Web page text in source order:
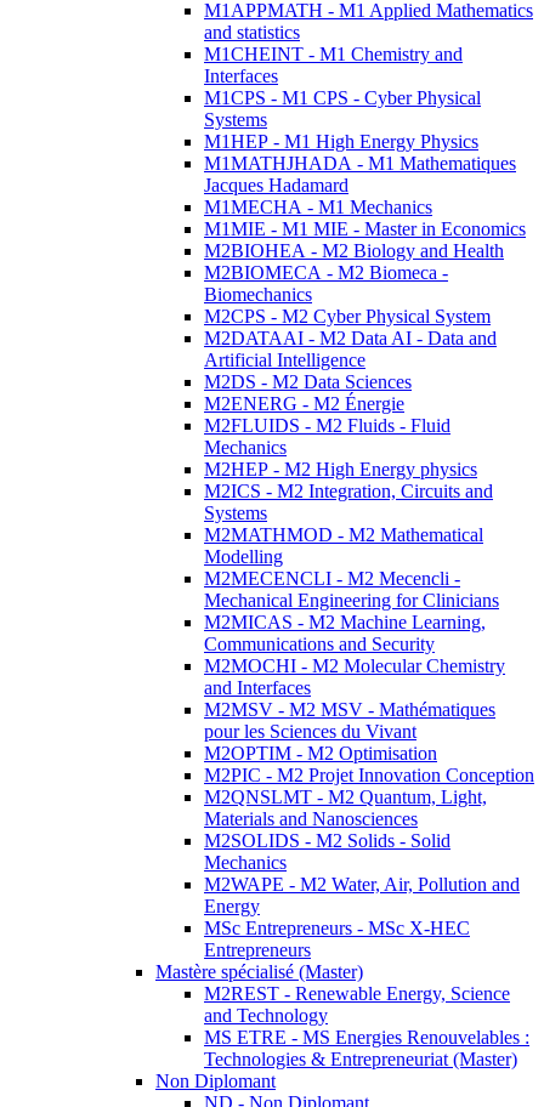
M1APPMATH - M1 Applied Mathematics
and statistics
M1CHEINT - M1 Chemistry and
Interfaces
M1CPS - M1 CPS - Cyber Physical
Systems
M1HEP - M1 High Energy Physics
M1MATHJHADA - M1 Mathematiques
Jacques Hadamard
M1MECHA - M1 Mechanics
M1MIE - M1 MIE - Master in Economics
M2BIOHEA - M2 Biology and Health
M2BIOMECA - M2 Biomeca -
Biomechanics
M2CPS - M2 Cyber Physical System
M2DATAAI - M2 Data AI - Data and
Artificial Intelligence
M2DS - M2 Data Sciences
M2ENERG - M2 Énergie
M2FLUIDS - M2 Fluids - Fluid
Mechanics
M2HEP - M2 High Energy physics
M2ICS - M2 Integration, Circuits and
Systems
M2MATHMOD - M2 Mathematical
Modelling
M2MECENCLI - M2 Mecencli -
Mechanical Engineering for Clinicians
M2MICAS - M2 Machine Learning,
Communications and Security
M2MOCHI - M2 Molecular Chemistry
and Interfaces
M2MSV - M2 MSV - Mathématiques
pour les Sciences du Vivant
M2OPTIM - M2 Optimisation
M2PIC - M2 Projet Innovation Conception
M2QNSLMT - M2 Quantum, Light,
Materials and Nanosciences
M2SOLIDS - M2 Solids - Solid
Mechanics
M2WAPE - M2 Water, Air, Pollution and
Energy
MSc Entrepreneurs - MSc X-HEC
Entrepreneurs
Mastère spécialisé (Master)
M2REST - Renewable Energy, Science
and Technology
MS ETRE - MS Energies Renouvelables :
Technologies & Entrepreneuriat (Master)
Non Diplomant
ND - Non Diplomant